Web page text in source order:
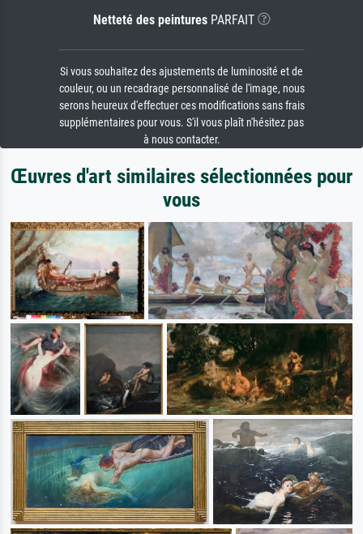
Netteté des peinturesPARFAIT
Si vous souhaitez des ajustements de luminosité et de
couleur, ou un recadrage personnalisé de l'image, nous
serons heureux d'effectuer ces modifications sans frais
supplémentaires pour vous. S'il vous plaît n'hésitez pas
à nous contacter.
Œuvres d'art similaires sélectionnées pour
vous